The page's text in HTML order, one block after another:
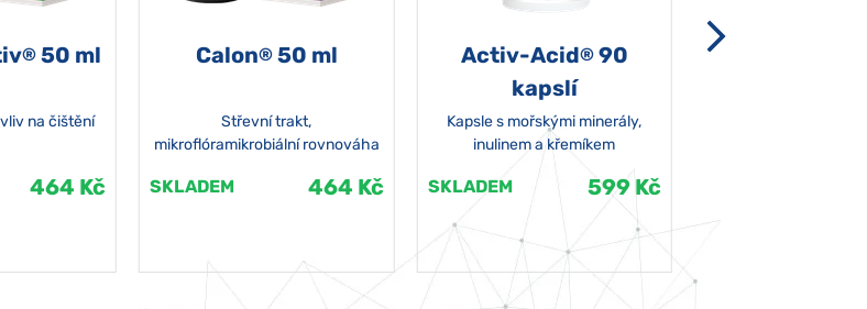
® 50 ml
na čištění
464 Kč
Calon®50 ml
Střevní trakt,
mikroflóramikrobiální rovnováha
SKLADEM 464 Kč
Activ-Acid®90
kapslí
Kapsle s mořskými minerály,
inulinem a křemíkem
SKLADEM 599 Kč